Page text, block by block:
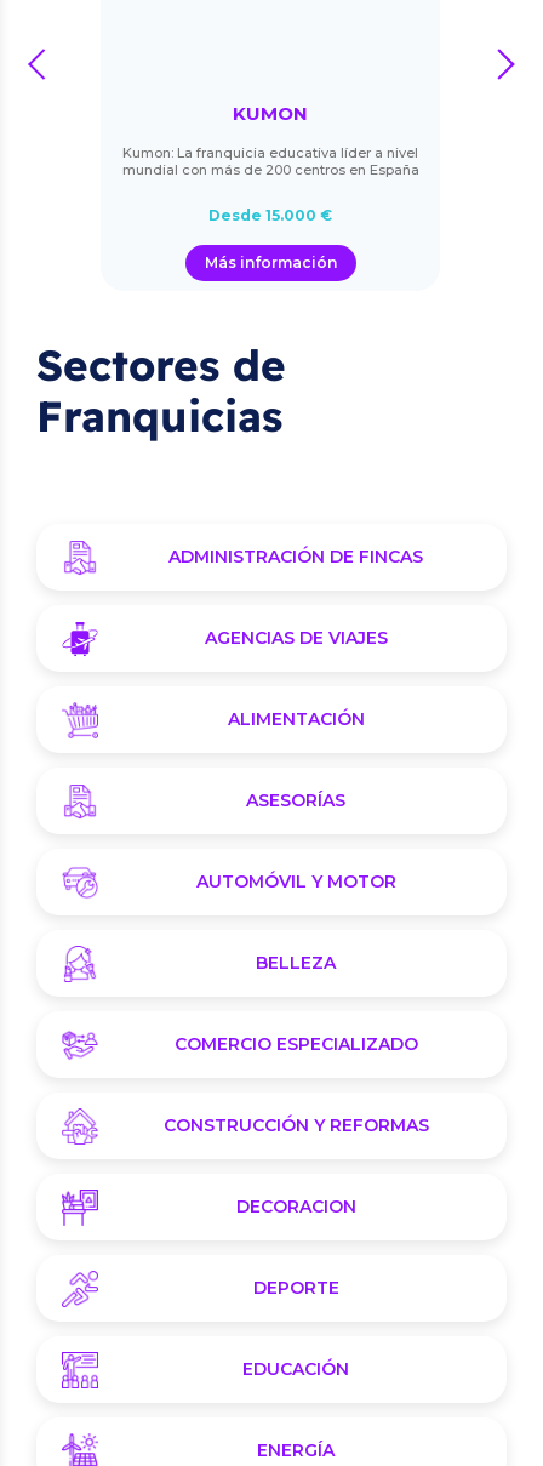
KUMON
Kumon: La franquicia educativa líder a nivel
mundial con más de 200 centros en España
Desde 15.000 €
Más información
prev next
Sectores de
Franquicias
ADMINISTRACIÓN DE FINCAS
AGENCIAS DE VIAJES
ALIMENTACIÓN
ASESORÍAS
AUTOMÓVIL Y MOTOR
BELLEZA
COMERCIO ESPECIALIZADO
CONSTRUCCIÓN Y REFORMAS
DECORACION
DEPORTE
EDUCACIÓN
ENERGÍA